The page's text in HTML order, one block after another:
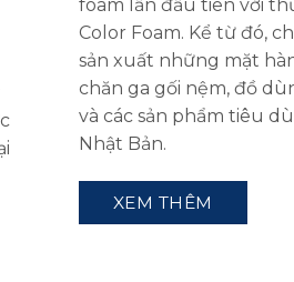
foam lần đầu tiên với
Color Foam. Kể từ đó,
sản xuất những mặt
chăn ga gối nệm, đồ
và các sản phẩm tiêu
Nhật Bản.
XEM THÊM